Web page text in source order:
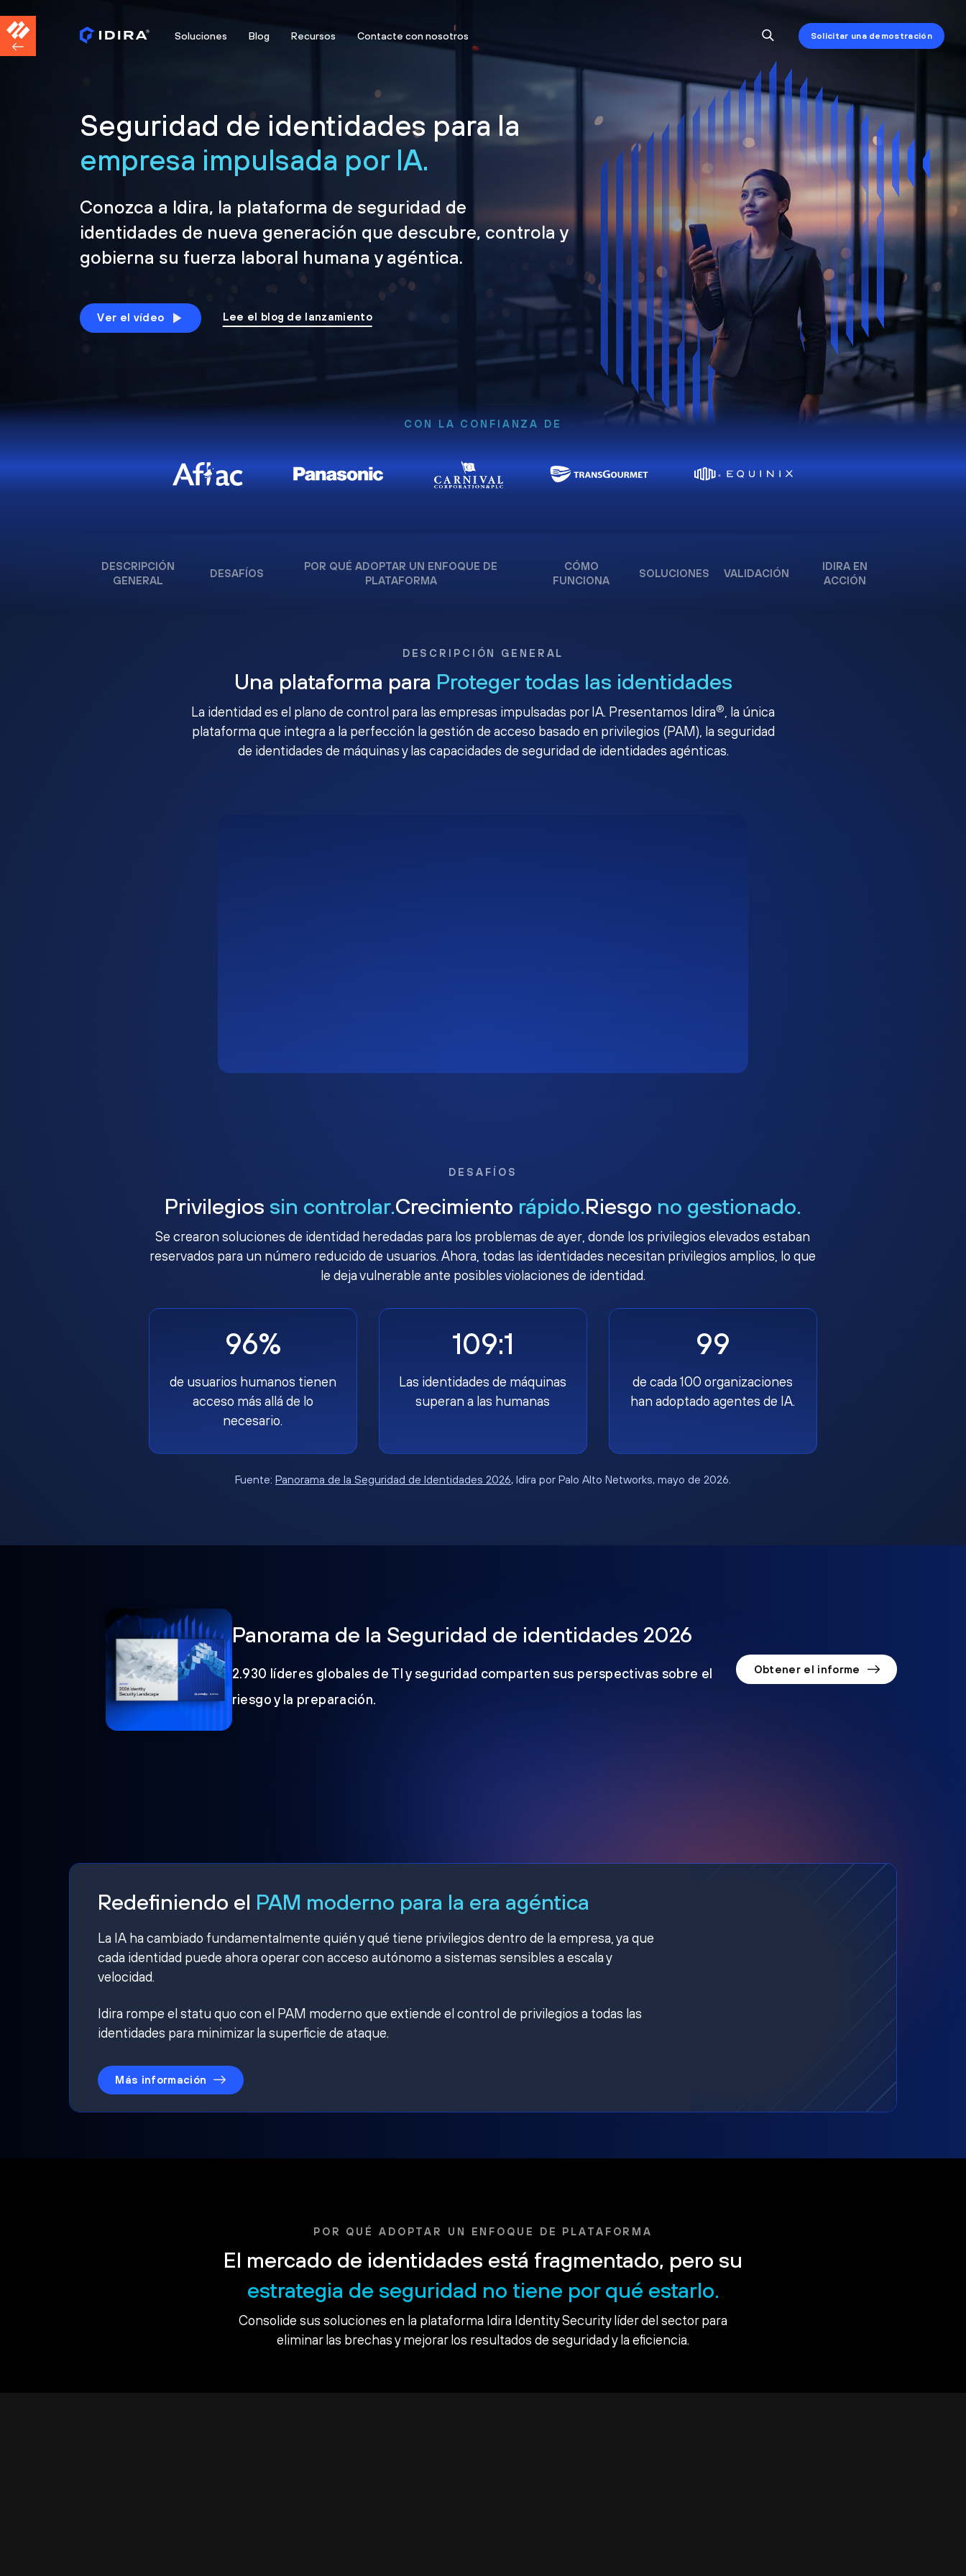
Soluciones Blog Recursos Contacte con nosotros Solicitar una demostración
Seguridad de identidades para la
empresa impulsada por IA.
Conozca a Idira, la plataforma de seguridad de
identidades de nueva generación que descubre, controla y
gobierna su fuerza laboral humana y agéntica.
Ver el vídeo Lee el blog de lanzamiento
CON LA CONFIANZA DE
DESCRIPCIÓN
GENERAL
DESAFÍOS
POR QUÉ ADOPTAR UN ENFOQUE DE
PLATAFORMA
CÓMO
FUNCIONA
SOLUCIONES VALIDACIÓN
IDIRA EN
ACCIÓN
DESCRIPCIÓN GENERAL
Una plataforma para Proteger todas las identidades
La identidad es el plano de control para las empresas impulsadas por IA. Presentamos Idira®, la única
plataforma que integra a la perfección la gestión de acceso basado en privilegios (PAM), la seguridad
de identidades de máquinas y las capacidades de seguridad de identidades agénticas.
DESAFÍOS
Privilegios sin controlar.Crecimiento rápido.Riesgo no gestionado.
Se crearon soluciones de identidad heredadas para los problemas de ayer, donde los privilegios elevados estaban
reservados para un número reducido de usuarios. Ahora, todas las identidades necesitan privilegios amplios, lo que
le deja vulnerable ante posibles violaciones de identidad.
96%
de usuarios humanos tienen
acceso más allá de lo
necesario.
109:1
Las identidades de máquinas
superan a las humanas
99
de cada 100 organizaciones
han adoptado agentes de IA.
Fuente: Panorama de la Seguridad de Identidades 2026, Idira por Palo Alto Networks, mayo de 2026.
Panorama de la Seguridad de identidades 2026
2.930 líderes globales de TI y seguridad comparten sus perspectivas sobre el
riesgo y la preparación.
Obtener el informe
Redefiniendo el PAM moderno para la era agéntica
La IA ha cambiado fundamentalmente quién y qué tiene privilegios dentro de la empresa, ya que
cada identidad puede ahora operar con acceso autónomo a sistemas sensibles a escala y
velocidad.
Idira rompe el statu quo con el PAM moderno que extiende el control de privilegios a todas las
identidades para minimizar la superficie de ataque.
Más información
POR QUÉ ADOPTAR UN ENFOQUE DE PLATAFORMA
El mercado de identidades está fragmentado, pero su
estrategia de seguridad no tiene por qué estarlo.
Consolide sus soluciones en la plataforma Idira Identity Security líder del sector para
eliminar las brechas y mejorar los resultados de seguridad y la eficiencia.